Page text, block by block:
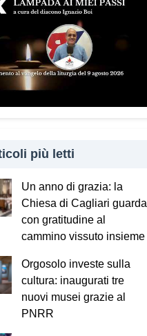
più letti
Un anno di grazia: la
Chiesa di Cagliari guarda
con gratitudine al
cammino vissuto insieme
Orgosolo investe sulla
cultura: inaugurati tre
nuovi musei grazie al
PNRR